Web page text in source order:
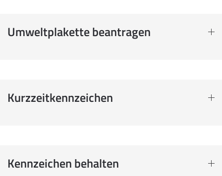
Umweltplakette beantragen
Kurzzeitkennzeichen
Kennzeichen behalten